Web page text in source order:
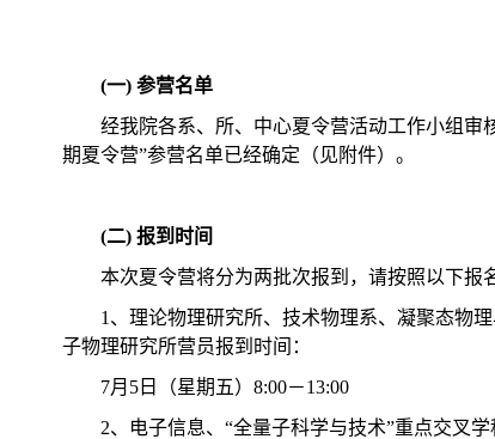
(一) 参营名单
经我院各系、所、中心夏令营活动工作小组审
期夏令营”参营名单已经确定（见附件）。
(二) 报到时间
本次夏令营将分为两批次报到，请按照以下报
1、理论物理研究所、技术物理系、凝聚态物
子物理研究所营员报到时间：
7月5日（星期五）8:00－13:00
2、电子信息、“全量子科学与技术”重点交叉学